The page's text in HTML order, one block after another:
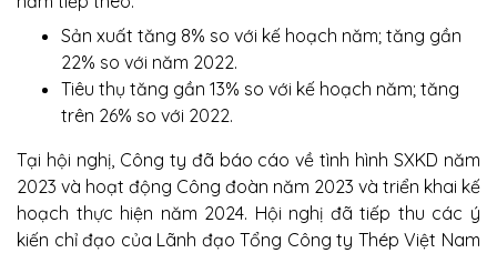
Sản xuất tăng 8% so với kế hoạch năm; tăng gần
22% so với năm 2022.
Tiêu thụ tăng gần 13% so với kế hoạch năm; tăng
trên 26% so với 2022.
Tại hội nghị, Công ty đã báo cáo về tình hình SXKD năm
2023 và hoạt động Công đoàn năm 2023 và triển khai kế
hoạch thực hiện năm 2024. Hội nghị đã tiếp thu các ý
kiến chỉ đạo của Lãnh đạo Tổng Công ty Thép Việt Nam